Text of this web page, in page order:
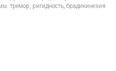
тремор, ригидность, брадикинезия